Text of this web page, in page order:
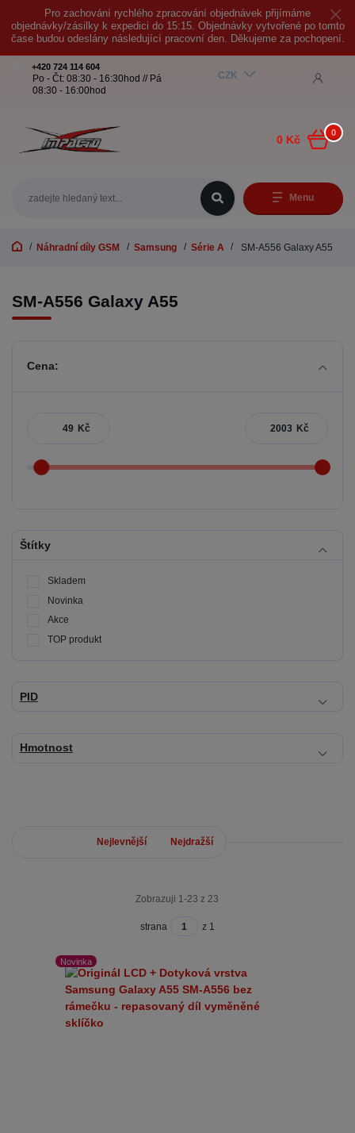
Pro zachování rychlého zpracování objednávek přijímáme
objednávky/zásilky k expedici do 15:15. Objednávky vytvořené po tomto
čase budou odeslány následující pracovní den. Děkujeme za pochopení.
Menu
CZK
+420 724 114 604
Po - Čt: 08:30 - 16:30hod // Pá
08:30 - 16:00hod
0
0 Kč
Náhradní díly GSM Samsung Série A SM-A556 Galaxy A55
SM-A556 Galaxy A55
Cena:
Kč Kč
Štítky
Skladem
Novinka
Akce
TOP produkt
PID
Hmotnost
Nejlevnější Nejdražší
Zobrazuji 1-23 z 23
strana z 1
Novinka